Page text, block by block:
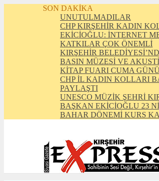
SON DAKİKA
UNUTULMADILAR
CHP KIRŞEHİR KADIN
EKİCİOĞLU: İNTERNET
KATKILAR ÇOK ÖNEMLİ
KIRŞEHİR
BASIN MÜZESİ VE
KİTAP FUARI CUMA
CHP İL KADIN KOLLARI
PAYLAŞTI
UNESCO MÜZİK ŞEHRİ
BAŞKAN EKİCİOĞLU 23
BAHAR DÖNEMİ KURS